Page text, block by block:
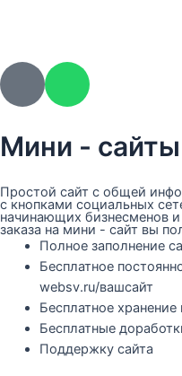
Мини - сайты
Простой сайт с общей
с кнопками социальных
начинающих бизнесменов
заказа на мини - сайт вы
Полное заполнение
Бесплатное
websv.ru/вашсайт
Бесплатное
Бесплатные
Поддержку сайта